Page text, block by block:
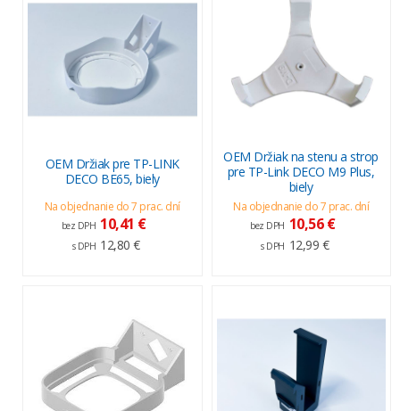
OEM Držiak pre TP-LINK
DECO BE65, biely
Na objednanie do 7 prac. dní
bez DPH 10,41 €
s DPH 12,80 €
OEM Držiak na stenu a strop
pre TP-Link DECO M9 Plus,
biely
Na objednanie do 7 prac. dní
bez DPH 10,56 €
s DPH 12,99 €